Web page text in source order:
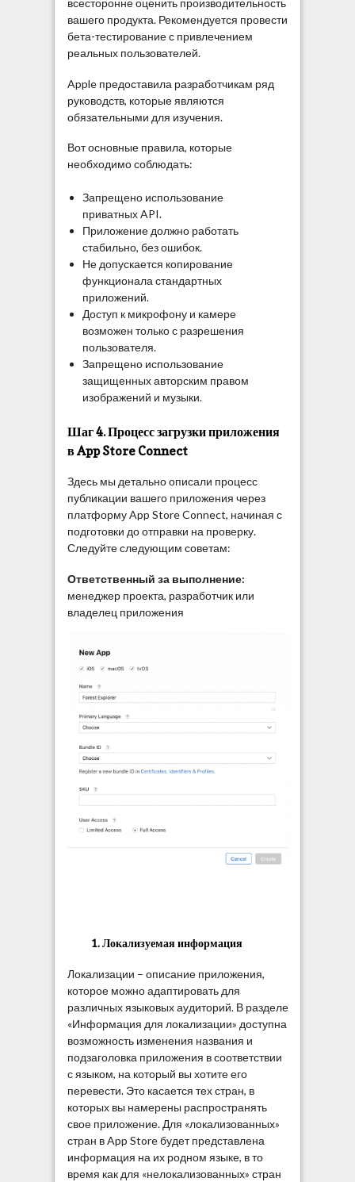
всесторонне оценить производительность
вашего продукта. Рекомендуется провести
бета-тестирование с привлечением
реальных пользователей.
Apple предоставила разработчикам ряд
руководств, которые являются
обязательными для изучения.
Вот основные правила, которые
необходимо соблюдать:
Запрещено использование
приватных API.
Приложение должно работать
стабильно, без ошибок.
Не допускается копирование
функционала стандартных
приложений.
Доступ к микрофону и камере
возможен только с разрешения
пользователя.
Запрещено использование
защищенных авторским правом
изображений и музыки.
Шаг 4. Процесс загрузки приложения
в App Store Connect
Здесь мы детально описали процесс
публикации вашего приложения через
платформу App Store Connect, начиная с
подготовки до отправки на проверку.
Следуйте следующим советам:
Ответственный за выполнение:
менеджер проекта, разработчик или
владелец приложения
1. Локализуемая информация
Локализации – описание приложения,
которое можно адаптировать для
различных языковых аудиторий. В разделе
«Информация для локализации» доступна
возможность изменения названия и
подзаголовка приложения в соответствии
с языком, на который вы хотите его
перевести. Это касается тех стран, в
которых вы намерены распространять
свое приложение. Для «локализованных»
стран в App Store будет представлена
информация на их родном языке, в то
время как для «нелокализованных» стран